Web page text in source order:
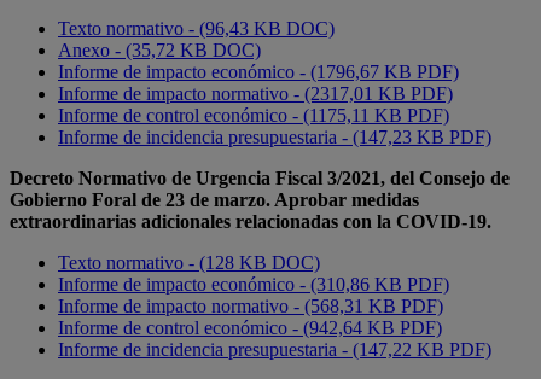
Texto normativo - (96,43 KB DOC)
Anexo - (35,72 KB DOC)
Informe de impacto económico - (1796,67 KB PDF)
Informe de impacto normativo - (2317,01 KB PDF)
Informe de control económico - (1175,11 KB PDF)
Informe de incidencia presupuestaria - (147,23 KB PDF)
Decreto Normativo de Urgencia Fiscal 3/2021, del Consejo de
Gobierno Foral de 23 de marzo. Aprobar medidas
extraordinarias adicionales relacionadas con la COVID-19.
Texto normativo - (128 KB DOC)
Informe de impacto económico - (310,86 KB PDF)
Informe de impacto normativo - (568,31 KB PDF)
Informe de control económico - (942,64 KB PDF)
Informe de incidencia presupuestaria - (147,22 KB PDF)